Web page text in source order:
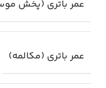
عمر باتری (پخش
عمر باتری (مکالمه)